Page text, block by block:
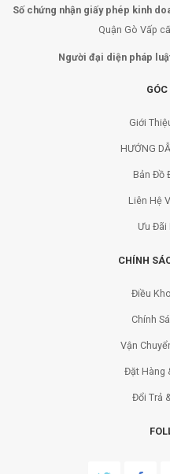
Số chứng nhận giấy phép kinh
Quận Gò Vấp
Người đại diện pháp
Giới
HƯỚNG
Bản Đồ
Liên Hệ
Ưu Đãi
CHÍNH
Điều
Chính
Vận
Đặt Hàng
Đổi Trả